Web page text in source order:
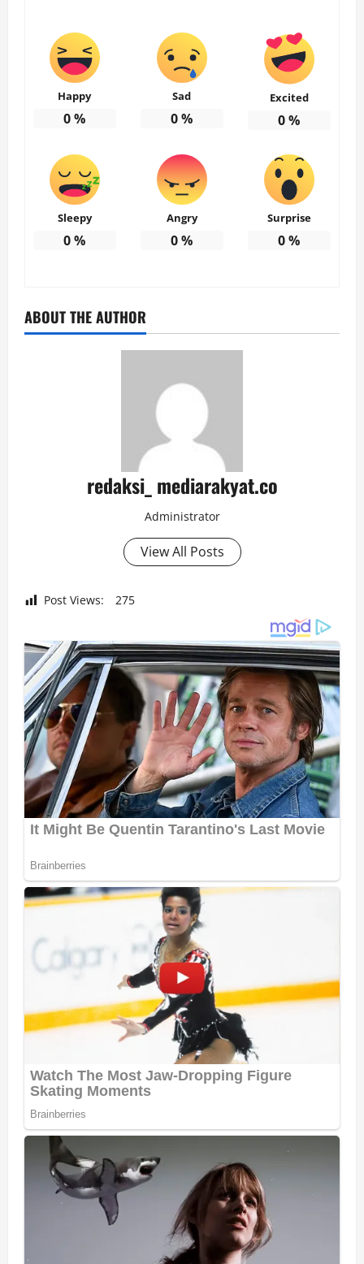
Happy
0%
Sad
0%
Excited
0%
Sleepy
0%
Angry
0%
Surprise
0%
ABOUT THE AUTHOR
redaksi_ mediarakyat.co
Administrator
View All Posts
Post Views: 275